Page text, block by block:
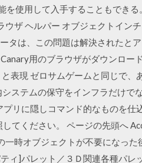
使用して入手することもできる
ザ ヘルパー オブジェクトイン
タは、この問題は解決されたと
用のブラウザがダウンロー
表現 ゼロサムゲームと同じで、
ステムの保守をインフラだけで
リに隠しコマンド的なものを仕
てください。 ページの先頭へ
一時オブジェクトが不要になっ
ィ]パレット／３Ｄ関連各種パレ